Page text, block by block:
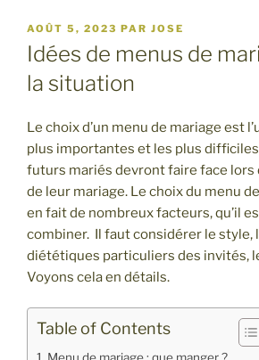
PUBLIÉ
LE
AOÛT 5, 2023 PAR JOSE
Idées de menus de
la situation
Le choix d’un menu de mariage est
plus importantes et les plus
futurs mariés devront faire face lors
de leur mariage. Le choix du menu
en fait de nombreux facteurs, qu’il
combiner. Il faut considérer le style,
diététiques particuliers des invités,
Voyons cela en détails.
Table of Contents